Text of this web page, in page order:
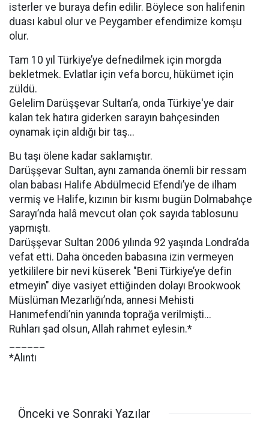
isterler ve buraya defin edilir. Böylece son halifenin
duası kabul olur ve Peygamber efendimize komşu
olur.
Tam 10 yıl Türkiye’ye defnedilmek için morgda
bekletmek. Evlatlar için vefa borcu, hükümet için
züldü.
Gelelim Darüşşevar Sultan’a, onda Türkiye'ye dair
kalan tek hatıra giderken sarayın bahçesinden
oynamak için aldığı bir taş...
Bu taşı ölene kadar saklamıştır.
Darüşşevar Sultan, aynı zamanda önemli bir ressam
olan babası Halife Abdülmecid Efendi’ye de ilham
vermiş ve Halife, kızının bir kısmı bugün Dolmabahçe
Sarayı’nda halâ mevcut olan çok sayıda tablosunu
yapmıştı.
Darüşşevar Sultan 2006 yılında 92 yaşında Londra’da
vefat etti. Daha önceden babasına izin vermeyen
yetkililere bir nevi küserek "Beni Türkiye’ye defin
etmeyin" diye vasiyet ettiğinden dolayı Brookwook
Müslüman Mezarlığı’nda, annesi Mehisti
Hanımefendi’nin yanında toprağa verilmişti...
Ruhları şad olsun, Allah rahmet eylesin.*
*Alıntı
Önceki ve Sonraki Yazılar